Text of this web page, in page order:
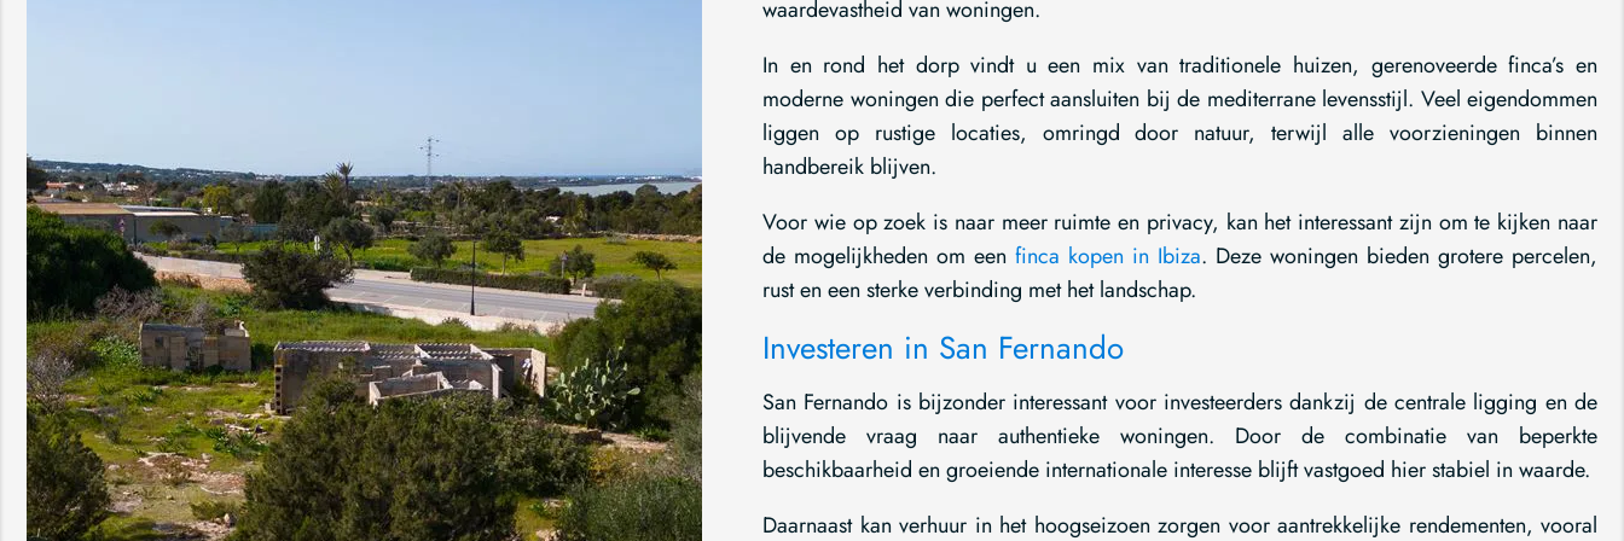
waardevastheid van woningen.
In en rond het dorp vindt u een mix van traditionele huizen, gerenoveerde finca’s en
moderne woningen die perfect aansluiten bij de mediterrane levensstijl. Veel eigendommen
liggen op rustige locaties, omringd door natuur, terwijl alle voorzieningen binnen
handbereik blijven.
Voor wie op zoek is naar meer ruimte en privacy, kan het interessant zijn om te kijken naar
de mogelijkheden om een finca kopen in Ibiza. Deze woningen bieden grotere percelen,
rust en een sterke verbinding met het landschap.
Investeren in San Fernando
San Fernando is bijzonder interessant voor investeerders dankzij de centrale ligging en de
blijvende vraag naar authentieke woningen. Door de combinatie van beperkte
beschikbaarheid en groeiende internationale interesse blijft vastgoed hier stabiel in waarde.
Daarnaast kan verhuur in het hoogseizoen zorgen voor aantrekkelijke rendementen, vooral